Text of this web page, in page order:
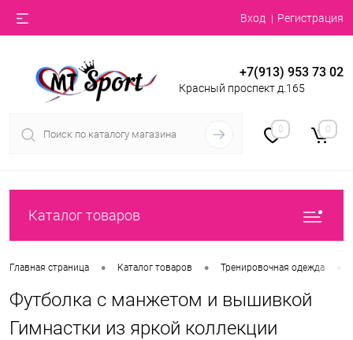
Вход Регистрация
+7(913) 953 73 02
Красный проспект д.165
0 0
Каталог товаров
Главная страница • Каталог товаров • Тренировочная одежда
Футболка с манжетом и вышивкой
Гимнастки из яркой коллекции